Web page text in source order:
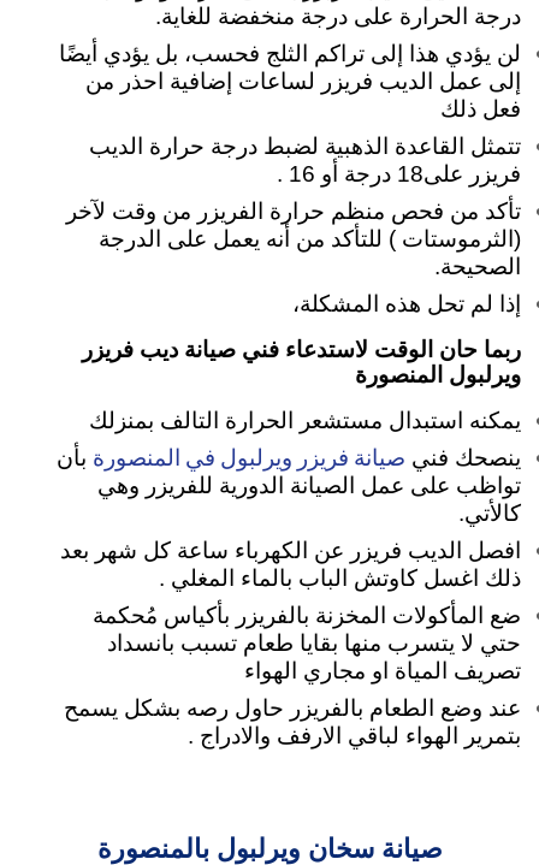
درجة الحرارة على درجة منخفضة للغاية.
لن يؤدي هذا إلى تراكم الثلج فحسب، بل يؤدي أيضًا
إلى عمل الديب فريزر لساعات إضافية احذر من
فعل ذلك
تتمثل القاعدة الذهبية لضبط درجة حرارة الديب
فريزر على18 درجة أو 16 .
تأكد من فحص منظم حرارة الفريزر من وقت لآخر
(الثرموستات ) للتأكد من أنه يعمل على الدرجة
الصحيحة.
إذا لم تحل هذه المشكلة،
ربما حان الوقت لاستدعاء فني صيانة ديب فريزر
ويرلبول المنصورة
يمكنه استبدال مستشعر الحرارة التالف بمنزلك
ينصحك فني صيانة فريزر ويرلبول في المنصورة بأن
تواظب على عمل الصيانة الدورية للفريزر وهي
كالأتي.
افصل الديب فريزر عن الكهرباء ساعة كل شهر بعد
ذلك اغسل كاوتش الباب بالماء المغلي .
ضع المأكولات المخزنة بالفريزر بأكياس مُحكمة
حتي لا يتسرب منها بقايا طعام تسبب بانسداد
تصريف المياة او مجاري الهواء
عند وضع الطعام بالفريزر حاول رصه بشكل يسمح
بتمرير الهواء لباقي الارفف والادراج .
صيانة سخان ويرلبول بالمنصورة